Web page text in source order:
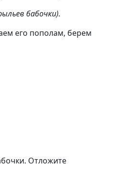
бабочки).
его пополам, берем
Отложите